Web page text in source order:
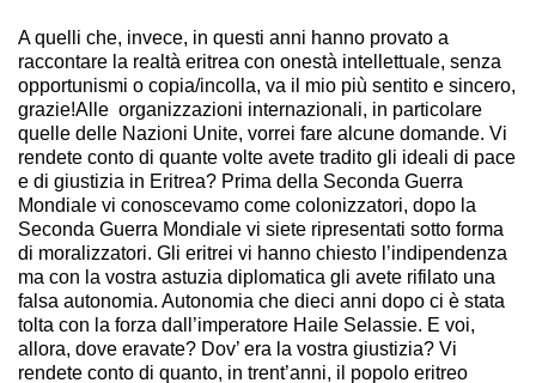
A quelli che, invece, in questi anni hanno provato a
raccontare la realtà eritrea con onestà intellettuale, senza
opportunismi o copia/incolla, va il mio più sentito e sincero,
grazie!Alle organizzazioni internazionali, in particolare
quelle delle Nazioni Unite, vorrei fare alcune domande. Vi
rendete conto di quante volte avete tradito gli ideali di pace
e di giustizia in Eritrea? Prima della Seconda Guerra
Mondiale vi conoscevamo come colonizzatori, dopo la
Seconda Guerra Mondiale vi siete ripresentati sotto forma
di moralizzatori. Gli eritrei vi hanno chiesto l’indipendenza
ma con la vostra astuzia diplomatica gli avete rifilato una
falsa autonomia. Autonomia che dieci anni dopo ci è stata
tolta con la forza dall’imperatore Haile Selassie. E voi,
allora, dove eravate? Dov’ era la vostra giustizia? Vi
rendete conto di quanto, in trent’anni, il popolo eritreo